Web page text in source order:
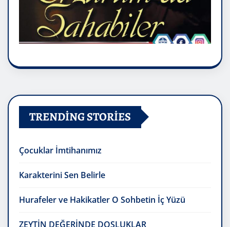
TRENDING STORIES
Çocuklar İmtihanımız
Karakterini Sen Belirle
Hurafeler ve Hakikatler O Sohbetin İç Yüzü
ZEYTİN DEĞERİNDE DOSLUKLAR